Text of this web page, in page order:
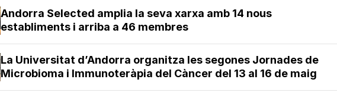
Andorra Selected amplia la seva xarxa amb 14 nous
establiments i arriba a 46 membres
La Universitat d’Andorra organitza les segones Jornades de
Microbioma i Immunoteràpia del Càncer del 13 al 16 de maig